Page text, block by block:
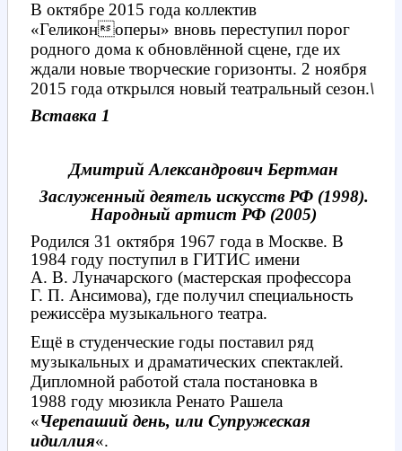
В октябре 2015 года коллектив
«Геликоноперы» вновь переступил порог
родного дома к обновлённой сцене, где их
ждали новые творческие горизонты. 2 ноября
2015 года открылся новый театральный сезон.\
Вставка 1
Дмитрий Александрович Бертман
Заслуженный деятель искусств РФ (1998).
Народный артист РФ (2005)
Родился 31 октября 1967 года в Москве. В
1984 году поступил в ГИТИС имени
А. В. Луначарского (мастерская профессора
Г. П. Ансимова), где получил специальность
режиссёра музыкального театра.
Ещё в студенческие годы поставил ряд
музыкальных и драматических спектаклей.
Дипломной работой стала постановка в
1988 году мюзикла Ренато Рашела
«Черепаший день, или Супружеская
идиллия«.